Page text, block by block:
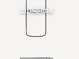
CILINDROS